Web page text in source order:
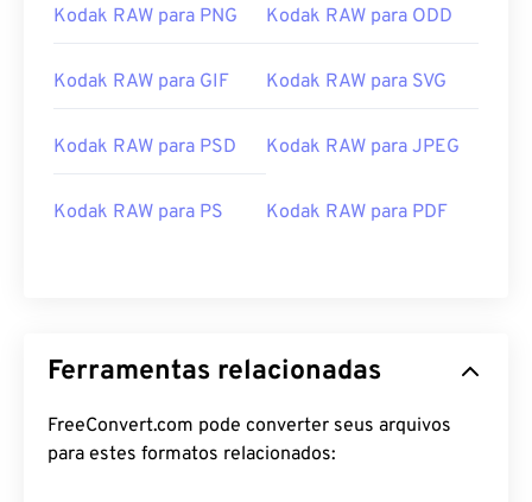
Kodak RAW para PNG Kodak RAW para ODD
Kodak RAW para GIF Kodak RAW para SVG
Kodak RAW para PSD Kodak RAW para JPEG
Kodak RAW para PS Kodak RAW para PDF
Ferramentas relacionadas
FreeConvert.com pode converter seus arquivos
para estes formatos relacionados: